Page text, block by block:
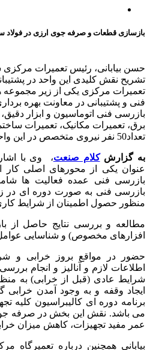
بازسازی قطعات و صرفه جوی ارزی در فولاد
حسن بیابانی، رئیس تعمیرات
تشریح نقش کلیدی این واحد در
تعمیرات مرکزی یکی از زیر
فنی و پشتیبانی در معاونت بهره
بازرسی فنی اتوماسیون و ابزار
برق، تعمیرات مکانیک، تعمیرات
تعداد50 نفر نیروی متخصص در این واحد فعالیت می کند.
به گزارشکلام صنعت، وی با
عنوان یکی از محورهای اصلی
بازرسی فنی عمده فعالیت ها
بازرسی فنی به صورت دوره ای در
منظور حصول اطمینان از شرایط
مطالعه و بررسی نتایج حاصل از
افزارهای مخصوص) و شناسایی عوامل
حضور در مواقع بروز خرابی و
اطلاعات لازم و آنالیز و انجام
شرایط عادی (قبل از خرابی) به
ایجاد وقفه و به وجود آمدن
برنامه دوره ای کالیبراسیون کلیه
می باشد. نقش این بخش در صرفه
عمر مفید تجهیزات، کاهش میزان
بیابانی همچنین درباره